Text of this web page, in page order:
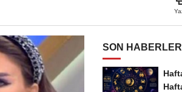
SON HABERLER